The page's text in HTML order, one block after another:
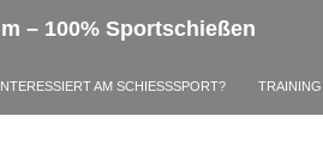
– 100% Sportschießen
AM SCHIESSSPORT? TRAINING